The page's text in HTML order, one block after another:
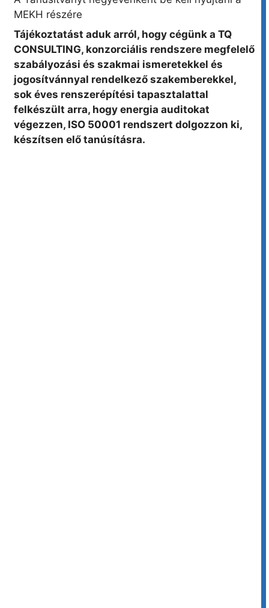
MEKH részére
Tájékoztatást aduk arról, hogy cégünk a TQ
CONSULTING, konzorciális rendszere megfelelő
szabályozási és szakmai ismeretekkel és
jogosítvánnyal rendelkező szakemberekkel,
sok éves renszerépítési tapasztalattal
felkészült arra, hogy energia auditokat
végezzen, ISO 50001 rendszert dolgozzon ki,
készítsen elő tanúsításra.